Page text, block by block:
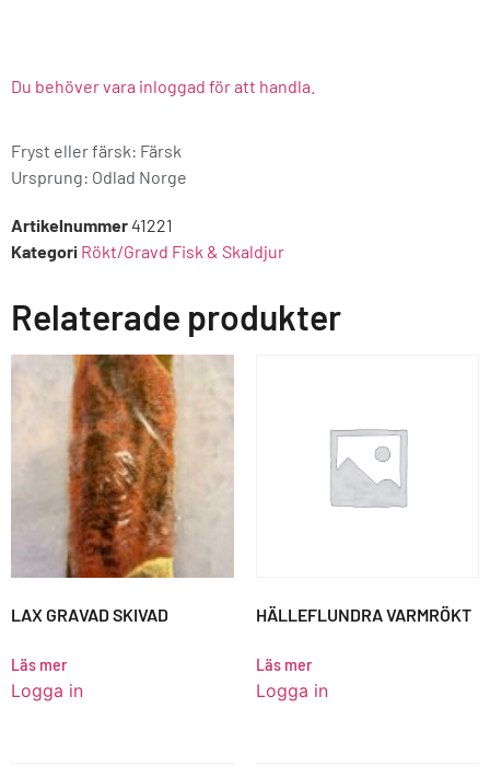
Du behöver vara inloggad för att handla.
Fryst eller färsk: Färsk
Ursprung: Odlad Norge
Artikelnummer41221
Kategori Rökt/Gravd Fisk & Skaldjur
Relaterade produkter
LAX GRAVAD SKIVAD
Läs mer
Logga in
HÄLLEFLUNDRA VARMRÖKT
Läs mer
Logga in